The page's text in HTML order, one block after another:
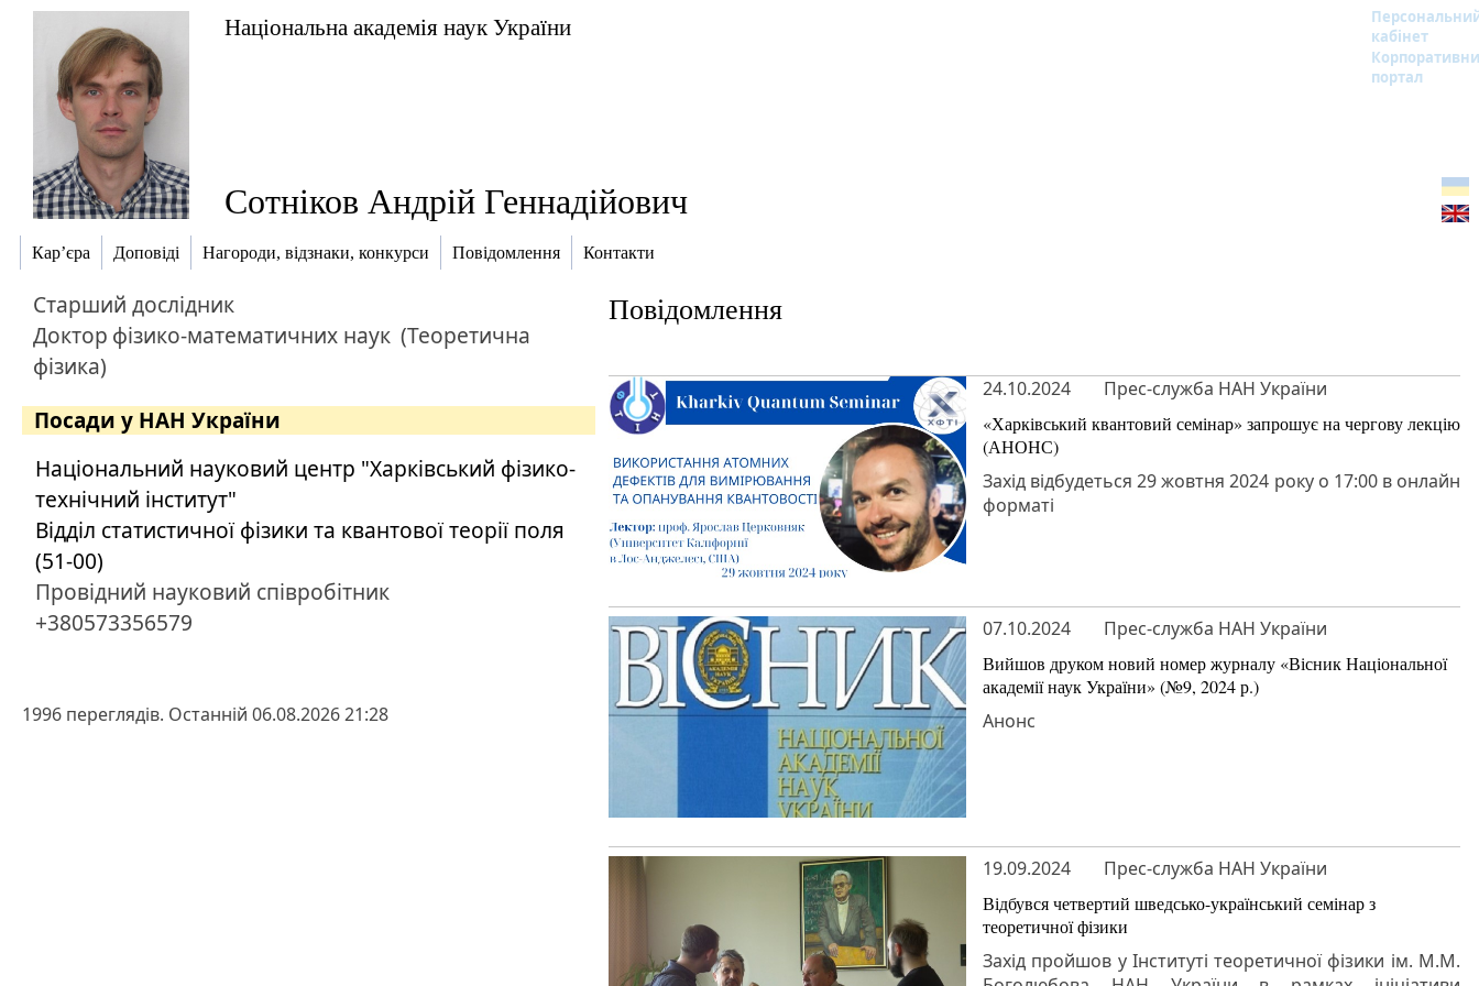
Національна академія наук України
кабінет
портал
Сотніков Андрій Геннадійович
Кар’єра Доповіді Нагороди, відзнаки, конкурси Повідомлення Контакти
Старший дослідник
Доктор фізико-математичних наук (Теоретична
фізика)
Посади у НАН України
Національний науковий центр "Харківський фізико-
технічний інститут"
Відділ статистичної фізики та квантової теорії поля
(51-00)
Провідний науковий співробітник
+380573356579
1996 переглядів. Останній 06.08.2026 21:28
Повідомлення
24.10.2024 Прес-служба НАН України
«Харківський квантовий семінар» запрошує на чергову лекцію
(АНОНС)
Захід відбудеться 29 жовтня 2024 року о 17:00 в онлайн
форматі
07.10.2024 Прес-служба НАН України
Вийшов друком новий номер журналу «Вісник Національної
академії наук України» (№9, 2024 р.)
Анонс
19.09.2024 Прес-служба НАН України
Відбувся четвертий шведсько-український семінар з
теоретичної фізики
Захід пройшов у Інституті теоретичної фізики ім. М.М.